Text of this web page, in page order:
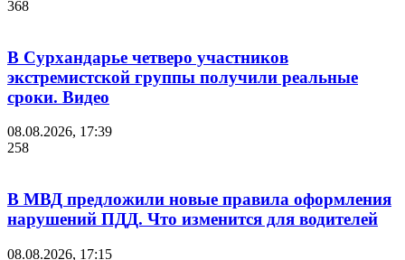
368
В Сурхандарье четверо участников
экстремистской группы получили реальные
сроки. Видео
08.08.2026, 17:39
258
В МВД предложили новые правила оформления
нарушений ПДД. Что изменится для водителей
08.08.2026, 17:15